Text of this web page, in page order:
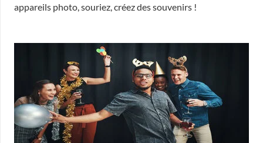
appareils photo, souriez, créez des souvenirs !